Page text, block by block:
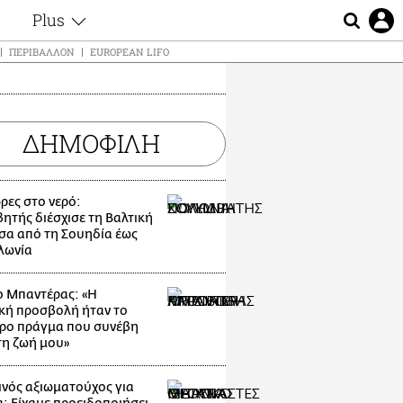
Plus
Θέματα
Videos
Αφιερώματα
Ζώδια
Εξομολογήσεις
Οι Αθηναίοι
Απώλειες
ΠΕΡΙΒΆΛΛΟΝ EUROPEAN LIFO
ΔΗΜΟΦΙΛΗ
στο νερό:
διέσχισε τη Βαλτική
από τη Σουηδία έως
Μπαντέρας: «Η
προσβολή ήταν το
πράγμα που συνέβη
ζωή μου»
αξιωματούχος για